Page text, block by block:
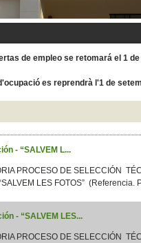
de empleo se retomará el 1
es reprendrà l'1 de
- “SALVEM L...
PROCESO DE SELECCIÓN
LES FOTOS” (Referencia.
- “SALVEM LES...
PROCESO DE SELECCIÓN